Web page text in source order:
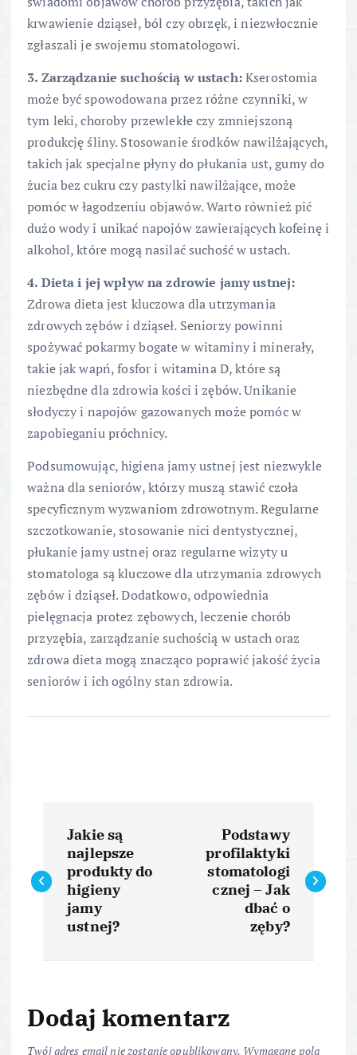
krwawienie dziąseł, ból czy obrzęk, i niezwłocznie
zgłaszali je swojemu stomatologowi.
3. Zarządzanie suchością w ustach:Kserostomia
może być spowodowana przez różne czynniki, w
tym leki, choroby przewlekłe czy zmniejszoną
produkcję śliny. Stosowanie środków nawilżających,
takich jak specjalne płyny do płukania ust, gumy do
żucia bez cukru czy pastylki nawilżające, może
pomóc w łagodzeniu objawów. Warto również pić
dużo wody i unikać napojów zawierających kofeinę i
alkohol, które mogą nasilać suchość w ustach.
4. Dieta i jej wpływ na zdrowie jamy ustnej:
Zdrowa dieta jest kluczowa dla utrzymania
zdrowych zębów i dziąseł. Seniorzy powinni
spożywać pokarmy bogate w witaminy i minerały,
takie jak wapń, fosfor i witamina D, które są
niezbędne dla zdrowia kości i zębów. Unikanie
słodyczy i napojów gazowanych może pomóc w
zapobieganiu próchnicy.
Podsumowując, higiena jamy ustnej jest niezwykle
ważna dla seniorów, którzy muszą stawić czoła
specyficznym wyzwaniom zdrowotnym. Regularne
szczotkowanie, stosowanie nici dentystycznej,
płukanie jamy ustnej oraz regularne wizyty u
stomatologa są kluczowe dla utrzymania zdrowych
zębów i dziąseł. Dodatkowo, odpowiednia
pielęgnacja protez zębowych, leczenie chorób
przyzębia, zarządzanie suchością w ustach oraz
zdrowa dieta mogą znacząco poprawić jakość życia
seniorów i ich ogólny stan zdrowia.
a
w
a
Jakie są
najlepsze
produkty do
higieny
jamy
ustnej?
Podstawy
profilaktyki
stomatologi
cznej – Jak
dbać o
zęby?
Dodaj komentarz
Twój adres email nie zostanie opublikowany. Wymagane pola